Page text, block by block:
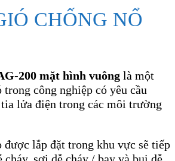
CHỐNG NỔ
200 mặt hình vuônglà một
công nghiệp có yêu cầu
lửa điện trong các môi trường
lắp đặt trong khu vực sẽ tiếp